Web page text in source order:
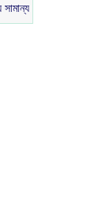
দিন পর যুবককে বাড়ি